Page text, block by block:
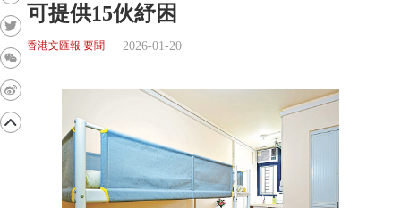
可提供15伙紓困
香港文匯報 要聞 2026-01-20